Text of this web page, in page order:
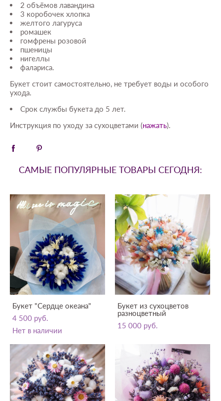
2 объёмов лавандина
3 коробочек хлопка
желтого лагуруса
ромашек
гомфрены розовой
пшеницы
нигеллы
фалариса.
Букет стоит самостоятельно, не требует воды и особого
ухода.
Срок службы букета до 5 лет.
Инструкция по уходу за сухоцветами (нажать).
САМЫЕ ПОПУЛЯРНЫЕ ТОВАРЫ СЕГОДНЯ:
Букет "Сердце океана"
4 500 pуб.
Нет в наличии
Букет из сухоцветов
разноцветный
15 000 pуб.